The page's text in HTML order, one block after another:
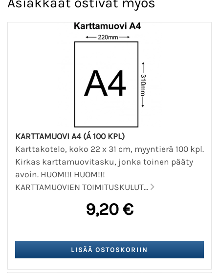
KARTTAMUOVI A4 (Á 100 KPL)
Karttakotelo, koko 22 x 31 cm, myyntierä 100 kpl.
Kirkas karttamuovitasku, jonka toinen pääty
avoin. HUOM!!! HUOM!!!
KARTTAMUOVIEN TOIMITUSKULUT...
9,20 €